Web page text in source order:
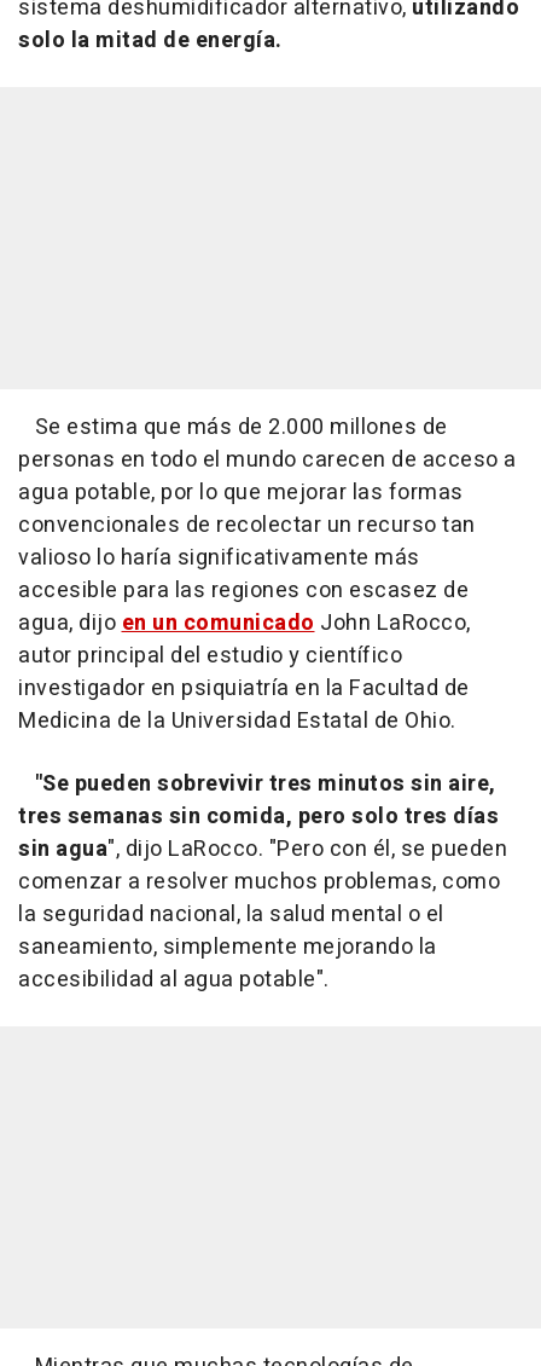
sistema deshumidificador alternativo, utilizando
solo la mitad de energía.
Se estima que más de 2.000 millones de
personas en todo el mundo carecen de acceso a
agua potable, por lo que mejorar las formas
convencionales de recolectar un recurso tan
valioso lo haría significativamente más
accesible para las regiones con escasez de
agua, dijoen un comunicadoJohn LaRocco,
autor principal del estudio y científico
investigador en psiquiatría en la Facultad de
Medicina de la Universidad Estatal de Ohio.
"Se pueden sobrevivir tres minutos sin aire,
tres semanas sin comida, pero solo tres días
sin agua", dijo LaRocco. "Pero con él, se pueden
comenzar a resolver muchos problemas, como
la seguridad nacional, la salud mental o el
saneamiento, simplemente mejorando la
accesibilidad al agua potable".